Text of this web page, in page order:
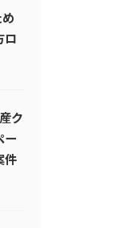
ロ
ク
ー
件